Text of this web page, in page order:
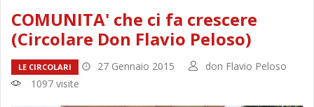
COMUNITA' che ci fa crescere
(Circolare Don Flavio Peloso)
LE CIRCOLARI 27 Gennaio 2015
don Flavio Peloso
1097 visite